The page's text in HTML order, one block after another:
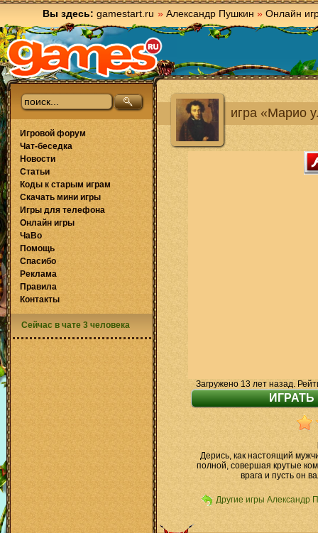
Вы здесь: gamestart.ru » Александр Пушкин » Онлайн
игра «Марио
Загружено 13 лет назад.
Дерись, как настоящий
полной, совершая крутые
врага и пусть он
Другие игры Александр
Игровой форум
Чат-беседка
Новости
Статьи
Коды к старым играм
Скачать мини игры
Игры для телефона
Онлайн игры
ЧаВо
Помощь
Спасибо
Реклама
Правила
Контакты
Сейчас в чате 3 человека